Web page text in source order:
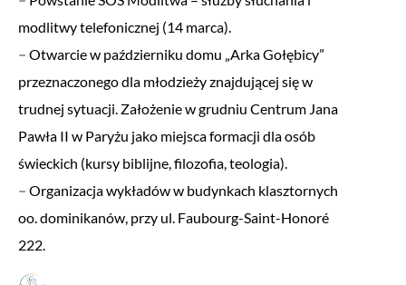
modlitwy telefonicznej (14 marca).
– Otwarcie w październiku domu „Arka Gołębicy”
przeznaczonego dla młodzieży znajdującej się w
trudnej sytuacji. Założenie w grudniu Centrum Jana
Pawła II w Paryżu jako miejsca formacji dla osób
świeckich (kursy biblijne, filozofia, teologia).
– Organizacja wykładów w budynkach klasztornych
oo. dominikanów, przy ul. Faubourg-Saint-Honoré
222.